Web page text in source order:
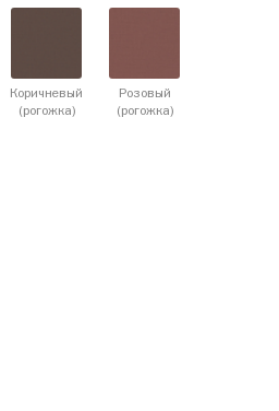
Коричневый
(рогожка)
Розовый
(рогожка)